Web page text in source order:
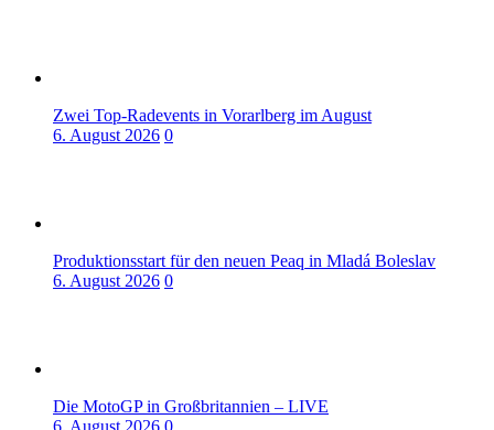
Zwei Top-Radevents in Vorarlberg im August
6. August 2026 0
Produktionsstart für den neuen Peaq in Mladá Boleslav
6. August 2026 0
Die MotoGP in Großbritannien – LIVE
6. August 2026 0